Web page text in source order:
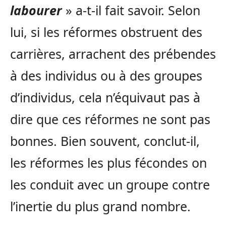
labourer» a-t-il fait savoir. Selon
lui, si les réformes obstruent des
carrières, arrachent des prébendes
à des individus ou à des groupes
d’individus, cela n’équivaut pas à
dire que ces réformes ne sont pas
bonnes. Bien souvent, conclut-il,
les réformes les plus fécondes on
les conduit avec un groupe contre
l’inertie du plus grand nombre.